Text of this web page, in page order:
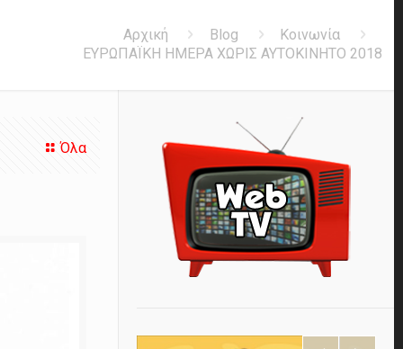
Αρχική Blog
Κοινωνία
ΕΥΡΩΠΑΪΚΗ ΗΜΕΡΑ ΧΩΡΙΣ ΑΥΤΟΚΙΝΗΤΟ 2018
Όλα